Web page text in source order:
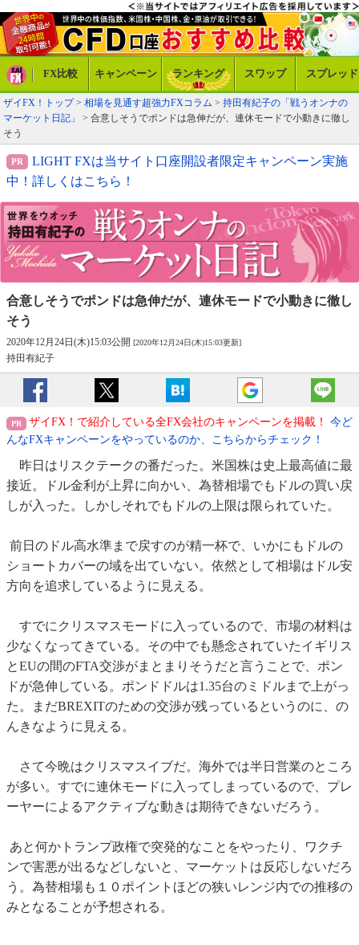
FX比較 キャンペーン ランキング スワップ スプレッド
ザイFX！トップ> 相場を見通す超強力FXコラム > 持田有紀子の「戦うオンナの
マーケット日記」
> 合意しそうでポンドは急伸だが、連休モードで小動きに徹し
そう
LIGHT FXは当サイト口座開設者限定キャンペーン実施
中！詳しくはこちら！
合意しそうでポンドは急伸だが、 連休モードで小動きに徹し
そう
2020年12月24日(木)15:03公開 [2020年12月24日(木)15:03更新]
持田有紀子
ザイFX！で紹介している全FX会社のキャンペーンを掲載！
今ど
んなFXキャンペーンをやっているのか、こちらからチェック！
昨日はリスクテークの番だった。米国株は史上最高値に最
接近。ドル金利が上昇に向かい、為替相場でもドルの買い戻
しが入った。しかしそれでもドルの上限は限られていた。
前日のドル高水準まで戻すのが精一杯で、いかにもドルの
ショートカバーの域を出ていない。依然として相場はドル安
方向を追求しているように見える。
すでにクリスマスモードに入っているので、市場の材料は
少なくなってきている。その中でも懸念されていたイギリス
とEUの間のFTA交渉がまとまりそうだと言うことで、ポン
ドが急伸している。ポンドドルは1.35台のミドルまで上がっ
た。まだBREXITのための交渉が残っているというのに、の
んきなように見える。
さて今晩はクリスマスイブだ。海外では半日営業のところ
が多い。すでに連休モードに入ってしまっているので、プレ
ーヤーによるアクティブな動きは期待できないだろう。
あと何かトランプ政権で突発的なことをやったり、ワクチ
ンで害悪が出るなどしないと、マーケットは反応しないだろ
う。為替相場も１０ポイントほどの狭いレンジ内での推移の
みとなることが予想される。